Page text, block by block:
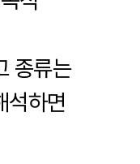
종류는
석하면